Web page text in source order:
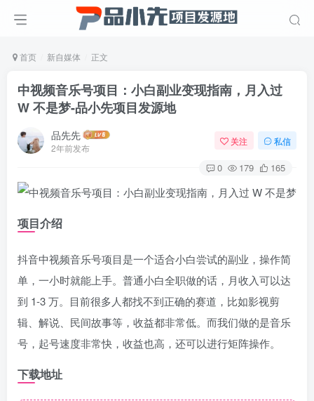
首页 新自媒体 正文
中视频音乐号项目：小白副业变现指南，月入过
W 不是梦-品小先项目发源地
品先先
2年前发布
关注 私信
0 179 165
项目介绍
抖音中视频音乐号项目是一个适合小白尝试的副业，操作简
单，一小时就能上手。普通小白全职做的话，月收入可以达
到 1-3 万。目前很多人都找不到正确的赛道，比如影视剪
辑、解说、民间故事等，收益都非常低。而我们做的是音乐
号，起号速度非常快，收益也高，还可以进行矩阵操作。
下载地址